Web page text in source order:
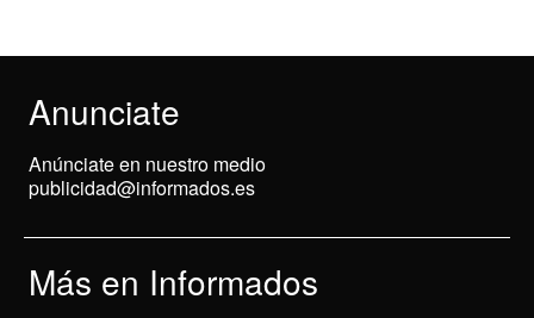
Anunciate
Anúnciate en nuestro medio
publicidad@informados.es
Más en Informados